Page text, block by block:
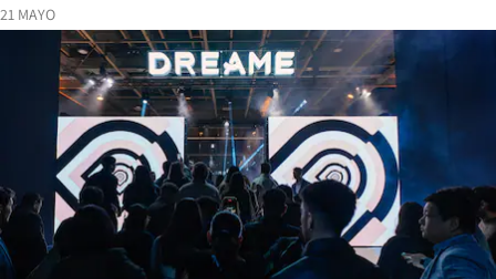
21 MAYO